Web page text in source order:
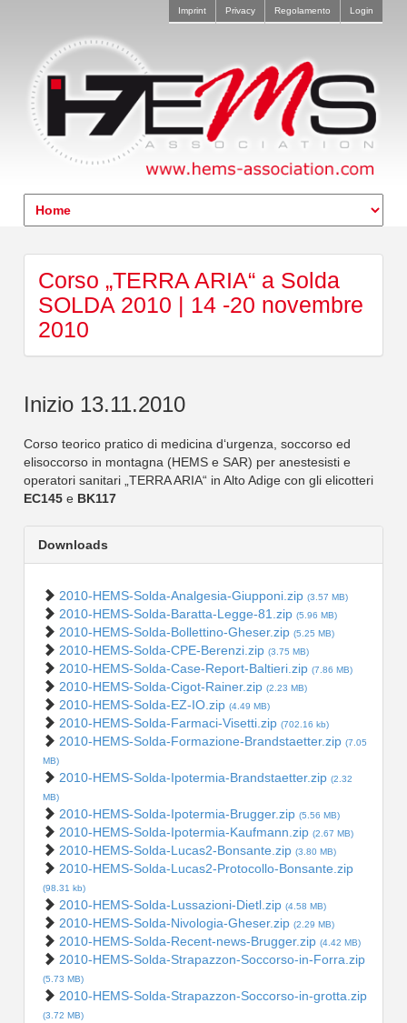
Imprint Privacy Regolamento Login
Corso „TERRA ARIA“ a Solda
SOLDA 2010 | 14 -20 novembre
2010
Inizio 13.11.2010
Corso teorico pratico di medicina d‘urgenza, soccorso ed
elisoccorso in montagna (HEMS e SAR) per anestesisti e
operatori sanitari „TERRA ARIA“ in Alto Adige con gli elicotteri
EC145 e BK117
Downloads
2010-HEMS-Solda-Analgesia-Giupponi.zip(3.57 MB)
2010-HEMS-Solda-Baratta-Legge-81.zip(5.96 MB)
2010-HEMS-Solda-Bollettino-Gheser.zip(5.25 MB)
2010-HEMS-Solda-CPE-Berenzi.zip(3.75 MB)
2010-HEMS-Solda-Case-Report-Baltieri.zip(7.86 MB)
2010-HEMS-Solda-Cigot-Rainer.zip(2.23 MB)
2010-HEMS-Solda-EZ-IO.zip(4.49 MB)
2010-HEMS-Solda-Farmaci-Visetti.zip(702.16 kb)
2010-HEMS-Solda-Formazione-Brandstaetter.zip(7.05
MB)
2010-HEMS-Solda-Ipotermia-Brandstaetter.zip(2.32
MB)
2010-HEMS-Solda-Ipotermia-Brugger.zip(5.56 MB)
2010-HEMS-Solda-Ipotermia-Kaufmann.zip(2.67 MB)
2010-HEMS-Solda-Lucas2-Bonsante.zip(3.80 MB)
2010-HEMS-Solda-Lucas2-Protocollo-Bonsante.zip
(98.31 kb)
2010-HEMS-Solda-Lussazioni-Dietl.zip(4.58 MB)
2010-HEMS-Solda-Nivologia-Gheser.zip(2.29 MB)
2010-HEMS-Solda-Recent-news-Brugger.zip(4.42 MB)
2010-HEMS-Solda-Strapazzon-Soccorso-in-Forra.zip
(5.73 MB)
2010-HEMS-Solda-Strapazzon-Soccorso-in-grotta.zip
(3.72 MB)